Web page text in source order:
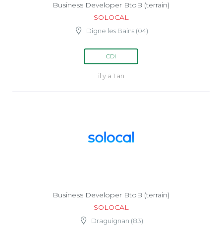
Business Developer BtoB (terrain)
SOLOCAL
Digne les Bains (04)
CDI
il y a 1 an
Business Developer BtoB (terrain)
SOLOCAL
Draguignan (83)